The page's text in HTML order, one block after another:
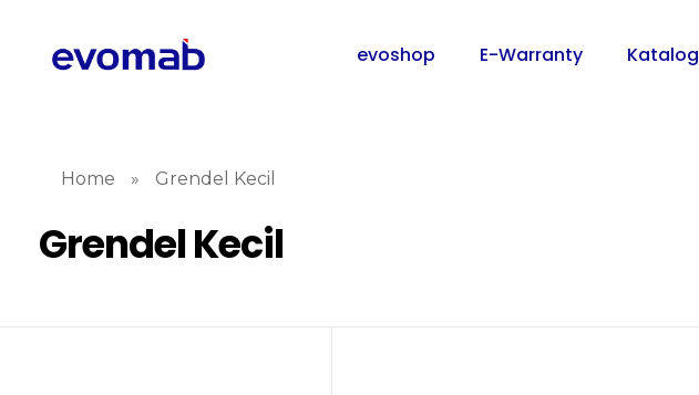
evoshop E-Warranty Katalog
Home » Grendel Kecil
Grendel Kecil